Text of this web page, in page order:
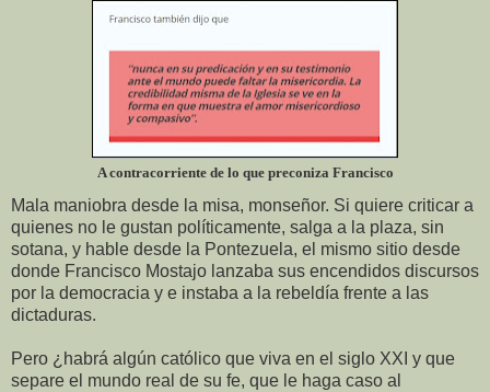
A contracorriente de lo que preconiza Francisco
Mala maniobra desde la misa, monseñor. Si quiere criticar a
quienes no le gustan políticamente, salga a la plaza, sin
sotana, y hable desde la Pontezuela, el mismo sitio desde
donde Francisco Mostajo lanzaba sus encendidos discursos
por la democracia y e instaba a la rebeldía frente a las
dictaduras.
Pero ¿habrá algún católico que viva en el siglo XXI y que
separe el mundo real de su fe, que le haga caso al